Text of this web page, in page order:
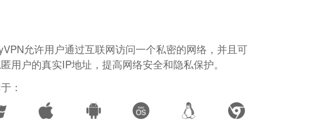
允许用户通过互联网访问一个私密的网络，并且可
用户的真实IP地址，提高网络安全和隐私保护。
：